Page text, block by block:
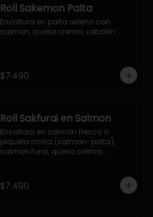
Roll Sakemon Palta
Envoltura en palta relleno con
salmon, queso crema, cebollin.
$7.490
Roll Sakfurai en Salmon
Envoltura en salmon fresco o
plqueta mixta (salmon-palta),
salmon furai, queso crema,
$7.490